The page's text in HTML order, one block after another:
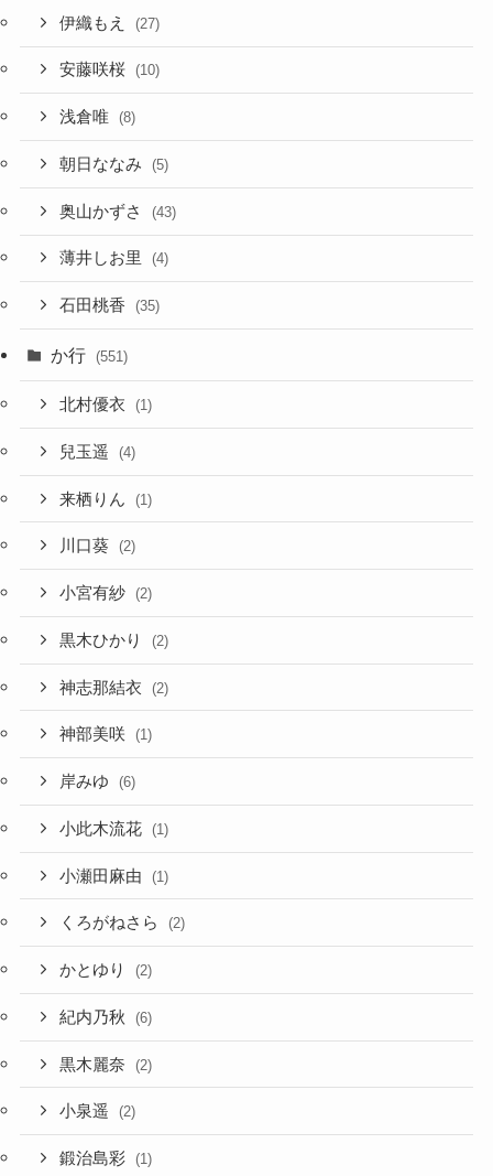
伊織もえ (27)
安藤咲桜 (10)
浅倉唯 (8)
朝日ななみ (5)
奥山かずさ (43)
薄井しお里 (4)
石田桃香 (35)
か行 (551)
北村優衣 (1)
兒玉遥 (4)
来栖りん (1)
川口葵 (2)
小宮有紗 (2)
黒木ひかり (2)
神志那結衣 (2)
神部美咲 (1)
岸みゆ (6)
小此木流花 (1)
小瀬田麻由 (1)
くろがねさら (2)
かとゆり (2)
紀内乃秋 (6)
黒木麗奈 (2)
小泉遥 (2)
鍛治島彩 (1)